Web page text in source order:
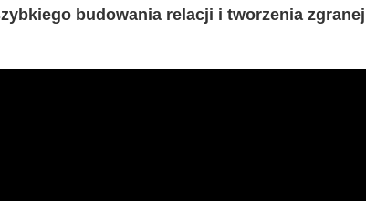
budowania relacji i tworzenia